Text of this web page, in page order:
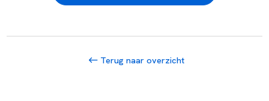
Terug naar overzicht